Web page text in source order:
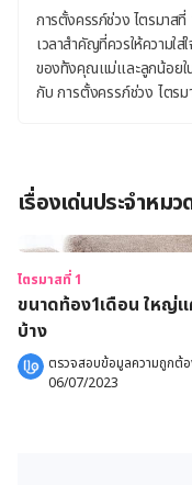
การตั้งครรภ์ช่วง ไตรมาส
เวลาสำคัญที่ควรให้ความใ
ของทั้งคุณแม่และลูกน้อยใ
กับ การตั้งครรภ์ช่วง ไตร
เรื่องเด่นประจำหมว
ไตรมาสที่ 1
ขนาดท้อง1เดือน ใหญ่แ
บ้าง
ตรวจสอบข้อมูลความถูกต้อ
06/07/2023